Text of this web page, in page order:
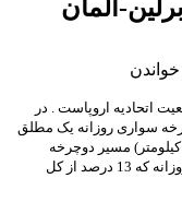
آلمان
خواندن
اتحادیه اروپاست . در
سواری روزانه یک مطلق
عمومی میباشد . دوچرخه سواران به 390 مایل (624 کیلومتر) مسیر دوچرخه
دسترسی دارند . حدود 500000 هزار دوچرخه سوار روزانه که 13 درصد از کل